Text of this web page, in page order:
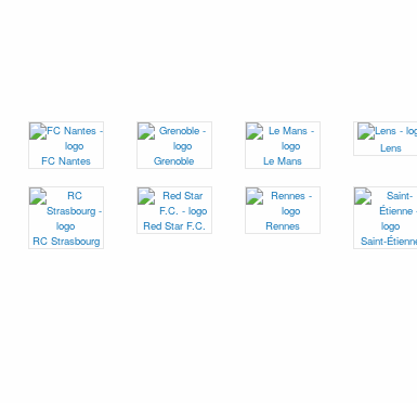
FC Nantes Grenoble Le Mans
Lens
RC Strasbourg
Red Star F.C.
Rennes
Saint-